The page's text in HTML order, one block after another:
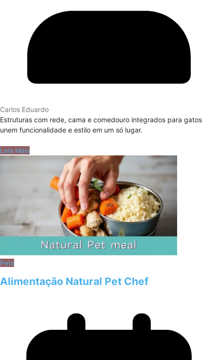
Carlos Eduardo
Estruturas com rede, cama e comedouro integrados para gatos
unem funcionalidade e estilo em um só lugar.
Leia Mais
Pets
Alimentação Natural Pet Chef